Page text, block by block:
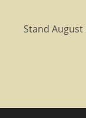
Stand August